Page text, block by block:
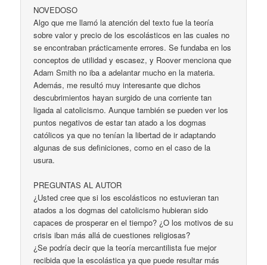
NOVEDOSO
Algo que me llamó la atención del texto fue la teoría
sobre valor y precio de los escolásticos en las cuales no
se encontraban prácticamente errores. Se fundaba en los
conceptos de utilidad y escasez, y Roover menciona que
Adam Smith no iba a adelantar mucho en la materia.
Además, me resultó muy interesante que dichos
descubrimientos hayan surgido de una corriente tan
ligada al catolicismo. Aunque también se pueden ver los
puntos negativos de estar tan atado a los dogmas
católicos ya que no tenían la libertad de ir adaptando
algunas de sus definiciones, como en el caso de la
usura.
PREGUNTAS AL AUTOR
¿Usted cree que si los escolásticos no estuvieran tan
atados a los dogmas del catolicismo hubieran sido
capaces de prosperar en el tiempo? ¿O los motivos de su
crisis iban más allá de cuestiones religiosas?
¿Se podría decir que la teoría mercantilista fue mejor
recibida que la escolástica ya que puede resultar más